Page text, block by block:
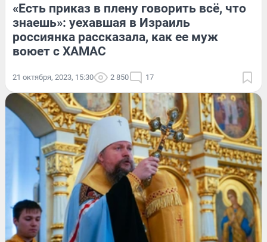
«Есть приказ в плену говорить всё, что
знаешь»: уехавшая в Израиль
россиянка рассказала, как ее муж
воюет с ХАМАС
21 октября, 2023, 15:30 2 850 17